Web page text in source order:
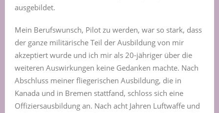
ausgebildet.
Mein Berufswunsch, Pilot zu werden, war so stark, dass
der ganze militärische Teil der Ausbildung von mir
akzeptiert wurde und ich mir als 20-jähriger über die
weiteren Auswirkungen keine Gedanken machte. Nach
Abschluss meiner fliegerischen Ausbildung, die in
Kanada und in Bremen stattfand, schloss sich eine
Offiziersausbildung an. Nach acht Jahren Luftwaffe und